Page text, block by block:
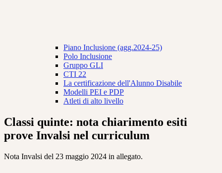
Piano Inclusione (agg.2024-25)
Polo Inclusione
Gruppo GLI
CTI 22
La certificazione dell'Alunno Disabile
Modelli PEI e PDP
Atleti di alto livello
Classi quinte: nota chiarimento esiti
prove Invalsi nel curriculum
Nota Invalsi del 23 maggio 2024 in allegato.